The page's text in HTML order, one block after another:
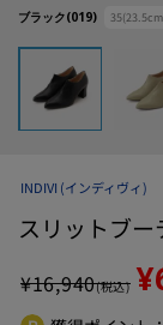
ブラック(019)
INDIVI (インディヴィ)
スリットブー
¥16,940(税込)